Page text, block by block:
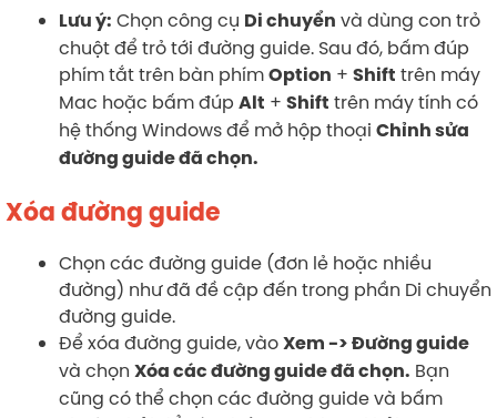
Lưu ý: Chọn công cụ Di chuyển và dùng con trỏ
chuột để trỏ tới đường guide. Sau đó, bấm đúp
phím tắt trên bàn phímOption + Shift trên máy
Mac hoặc bấm đúp Alt + Shift trên máy tính có
hệ thống Windows để mở hộp thoại Chỉnh sửa
đường guide đã chọn.
Xóa đường guide
Chọn các đường guide (đơn lẻ hoặc nhiều
đường) như đã đề cập đến trong phần Di chuyển
đường guide.
Để xóa đường guide, vàoXem -> Đường guide
và chọn Xóa các đường guide đã chọn. Bạn
cũng có thể chọn các đường guide và bấm